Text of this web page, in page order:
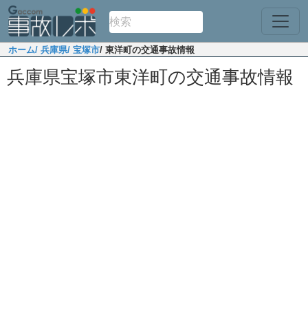
ホーム/ 兵庫県/ 宝塚市/ 東洋町の交通事故情報
兵庫県宝塚市東洋町の交通事故情報